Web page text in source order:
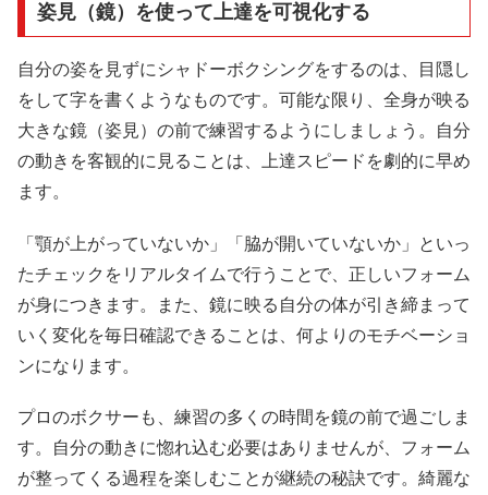
姿見（鏡）を使って上達を可視化する
自分の姿を見ずにシャドーボクシングをするのは、目隠し
をして字を書くようなものです。可能な限り、全身が映る
大きな鏡（姿見）の前で練習するようにしましょう。自分
の動きを客観的に見ることは、上達スピードを劇的に早め
ます。
「顎が上がっていないか」「脇が開いていないか」といっ
たチェックをリアルタイムで行うことで、正しいフォーム
が身につきます。また、鏡に映る自分の体が引き締まって
いく変化を毎日確認できることは、何よりのモチベーショ
ンになります。
プロのボクサーも、練習の多くの時間を鏡の前で過ごしま
す。自分の動きに惚れ込む必要はありませんが、フォーム
が整ってくる過程を楽しむことが継続の秘訣です。綺麗な